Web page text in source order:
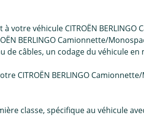
votre véhicule CITROËN
BERLINGO Camionnette/
câbles, un codage du véhicule
CITROËN BERLINGO
classe, spécifique au véhicule